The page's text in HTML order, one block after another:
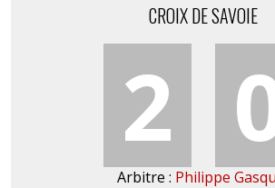
CROIX DE SAVOIE
2
Arbitre : Philippe